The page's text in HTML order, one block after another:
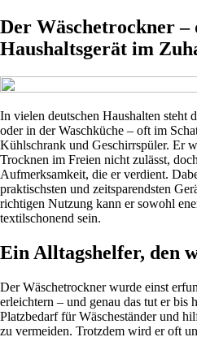
Der Wäschetrockner –
Haushaltsgerät im
In vielen deutschen Haushalten steht
oder in der Waschküche – oft im
Kühlschrank und Geschirrspüler. Er
Trocknen im Freien nicht zulässt,
Aufmerksamkeit, die er verdient.
praktischsten und zeitsparendsten
richtigen Nutzung kann er sowohl
textilschonend sein.
Ein Alltagshelfer, den
Der Wäschetrockner wurde einst
erleichtern – und genau das tut er bis
Platzbedarf für Wäscheständer und
zu vermeiden. Trotzdem wird er oft